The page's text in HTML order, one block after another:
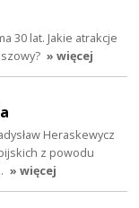
30 lat. Jakie atrakcje
» więcej
Heraskewycz
z powodu
» więcej